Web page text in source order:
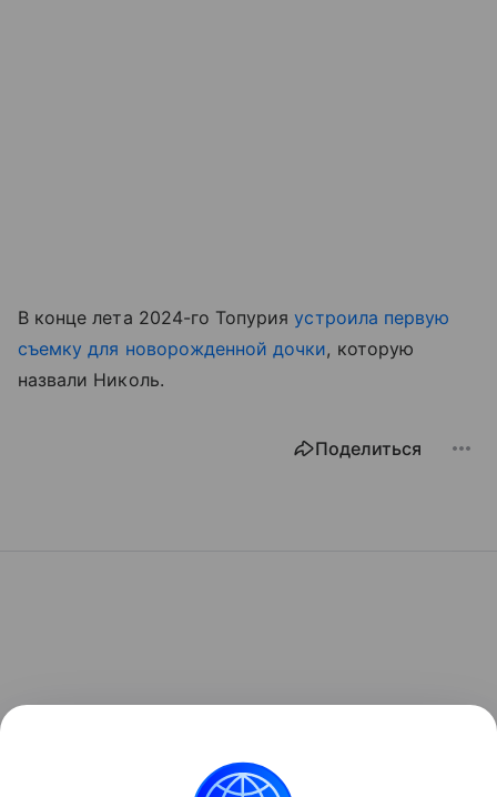
В конце лета 2024-го Топурияустроила первую
съемку для новорожденной дочки, которую
назвали Николь.
Поделиться